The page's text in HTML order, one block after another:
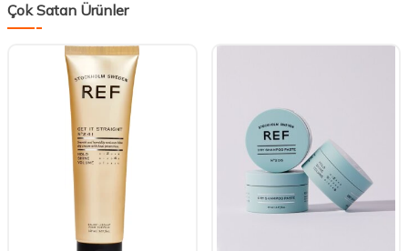
Çok Satan Ürünler